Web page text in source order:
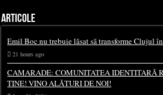
ARTICOLE
Emil Boc nu trebuie lăsat să transforme Clujul
21 hours ago
CAMARADE: COMUNITATEA IDENTITARĂ
TINE! VINO ALĂTURI DE NOI!